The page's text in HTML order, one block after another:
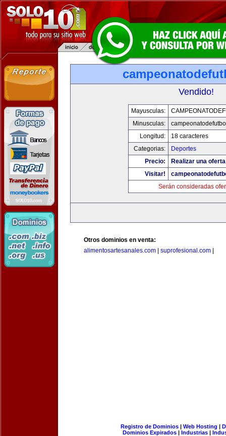
Vendido!
Mayusculas:
Minusculas:
Longitud:
18 caracteres
Categorias:
Deportes
Precio:
Realizar una
Visitar!
Serán consideradas
Otros dominios en venta:
alimentosartesanales.com
suprofesional.com
Registro de Dominios| Web Hosting |
Dominios Expirados | Industrias |